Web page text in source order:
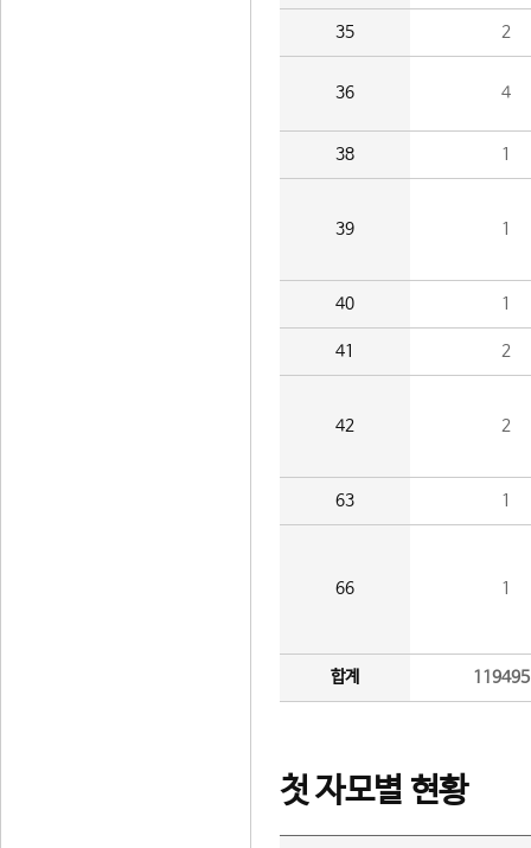
35 2
36 4
38 1
39 1
40 1
41 2
42 2
63 1
66 1
합계
첫 자모별 현황